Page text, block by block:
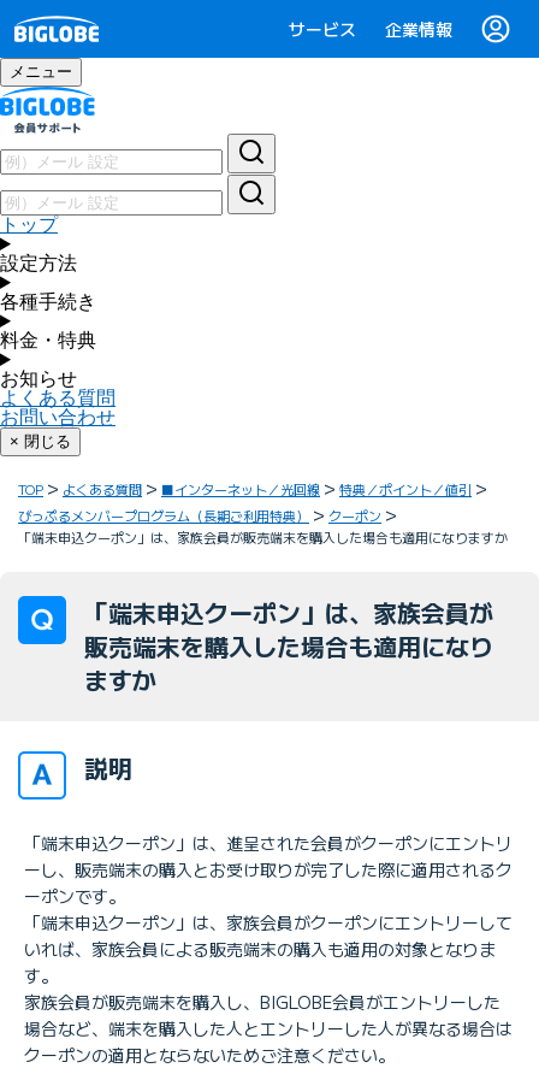
サービス 企業情報
メニュー
トップ
設定方法
各種手続き
料金・特典
お知らせ
よくある質問
お問い合わせ
× 閉じる
TOP よくある質問 ■インターネット／光回線
特典／ポイント／値引
びっぷるメンバープログラム（長期ご利用特典）
クーポン
「端末申込クーポン」は、家族会員が販売端末を購入した場合も適用になりますか
「端末申込クーポン」は、家族会員が
販売端末を購入した場合も適用になり
ますか
説明
「端末申込クーポン」は、進呈された会員がクーポンにエントリ
ーし、販売端末の購入とお受け取りが完了した際に適用されるク
ーポンです。
「端末申込クーポン」は、家族会員がクーポンにエントリーして
いれば、家族会員による販売端末の購入も適用の対象となりま
す。
家族会員が販売端末を購入し、BIGLOBE会員がエントリーした
場合など、端末を購入した人とエントリーした人が異なる場合は
クーポンの適用とならないためご注意ください。